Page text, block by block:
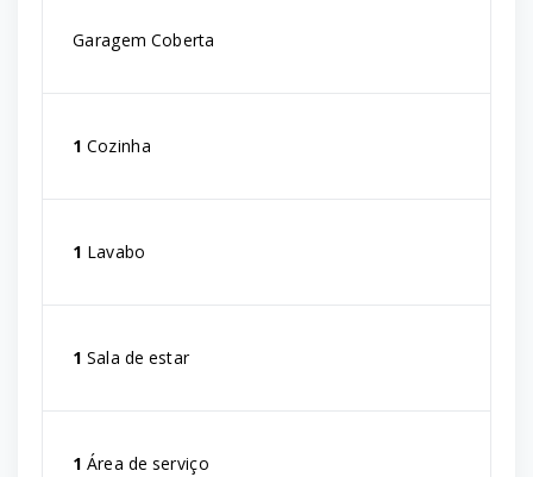
Garagem Coberta
1 Cozinha
1 Lavabo
1 Sala de estar
1 Área de serviço